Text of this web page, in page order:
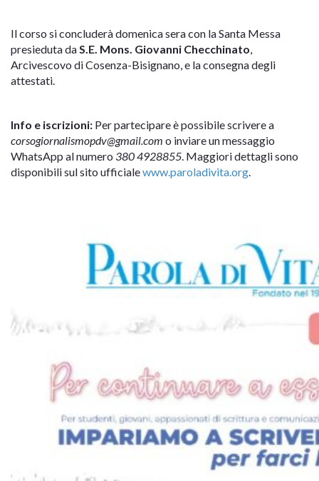
Il corso si concluderà domenica sera con la Santa Messa
presieduta da S.E. Mons. Giovanni Checchinato
Arcivescovo di Cosenza-Bisignano, e la consegna degli
attestati.
Info e iscrizioni: Per partecipare è possibile scrivere a
corsogiornalismopdv@gmail.com o inviare un messaggio
WhatsApp al numero 380 4928855 . Maggiori dettagli sono
disponibili sul sito ufficialewww.paroladivita.org